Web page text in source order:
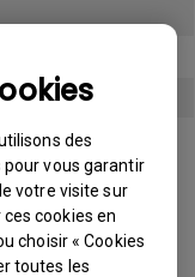
des
vous garantir
votre visite sur
cookies en
choisir « Cookies
toutes les